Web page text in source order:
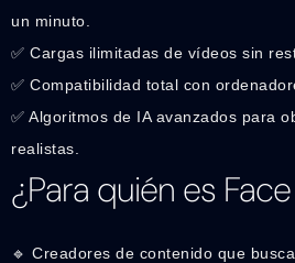
un minuto.
✅ Cargas ilimitadas de vídeos sin
✅ Compatibilidad total con
✅ Algoritmos de IA avanzados para
realistas.
¿Para quién es
🔹 Creadores de contenido que